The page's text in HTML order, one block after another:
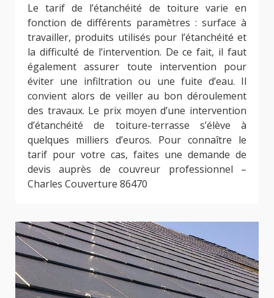
Le tarif de l’étanchéité de toiture varie en
fonction de différents paramètres : surface à
travailler, produits utilisés pour l’étanchéité et
la difficulté de l’intervention. De ce fait, il faut
également assurer toute intervention pour
éviter une infiltration ou une fuite d’eau. Il
convient alors de veiller au bon déroulement
des travaux. Le prix moyen d’une intervention
d’étanchéité de toiture-terrasse s’élève à
quelques milliers d’euros. Pour connaître le
tarif pour votre cas, faites une demande de
devis auprès de couvreur professionnel –
Charles Couverture 86470